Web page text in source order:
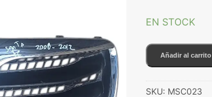
EN STOCK
MÁSCARA
HYUNDAI
Añadir al carrito
SKU: MSC023